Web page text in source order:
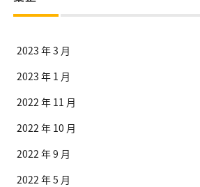
2023 年 3 月
2023 年 1 月
2022 年 11 月
2022 年 10 月
2022 年 9 月
2022 年 5 月